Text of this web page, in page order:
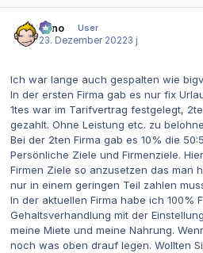
Enno
User
23. Dezember 20223 j
Ich war lange auch gespalten wie
In der ersten Firma gab es nur fix
1tes war im Tarifvertrag festgelegt,
gezahlt. Ohne Leistung etc. zu
Bei der 2ten Firma gab es 10% die
Persönliche Ziele und Firmenziele.
Firmen Ziele so anzusetzen das man
nur in einem geringen Teil zahlen
In der aktuellen Firma habe ich 100%
Gehaltsverhandlung mit der
meine Miete und meine Nahrung.
noch was oben drauf legen. Wollten